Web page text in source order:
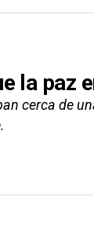
la paz
cerca de